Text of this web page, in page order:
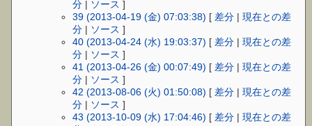
分 | ソース ]
39 (2013-04-19 (金) 07:03:38) [ 差分 |現在との差
分 | ソース ]
40 (2013-04-24 (水) 19:03:37) [ 差分 |現在との差
分 | ソース ]
41 (2013-04-26 (金) 00:07:49) [ 差分 |現在との差
分 | ソース ]
42 (2013-08-06 (火) 01:50:08) [ 差分 |現在との差
分 | ソース ]
43 (2013-10-09 (水) 17:04:46) [ 差分 |現在との差